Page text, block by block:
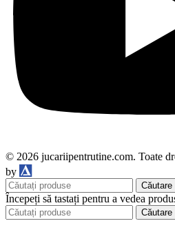
© 2026 jucariipentrutine.com. Toate
by
Căutare
Începeți să tastați pentru a vedea
Căutare